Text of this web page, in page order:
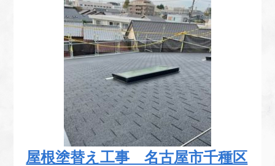
屋根塗替え工事 名古屋市千種区